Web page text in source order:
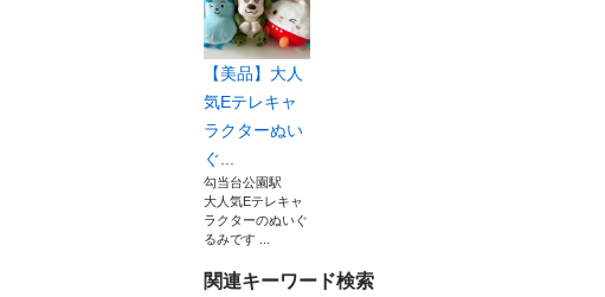
【美品】大人
気Eテレキャ
ラクターぬい
ぐ...
勾当台公園駅
大人気Eテレキャ
ラクターのぬいぐ
るみです ...
関連キーワード検索